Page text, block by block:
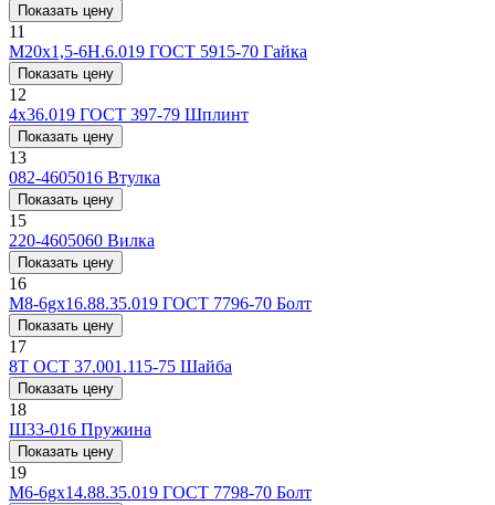
Показать цену
11
М20х1,5-6Н.6.019 ГОСТ 5915-70 Гайка
Показать цену
12
4x36.019 ГОСТ 397-79 Шплинт
Показать цену
13
082-4605016 Втулка
Показать цену
15
220-4605060 Вилка
Показать цену
16
M8-6gx16.88.35.019 ГОСТ 7796-70 Болт
Показать цену
17
8Т ОСТ 37.001.115-75 Шайба
Показать цену
18
Ш33-016 Пружина
Показать цену
19
M6-6gx14.88.35.019 ГОСТ 7798-70 Болт